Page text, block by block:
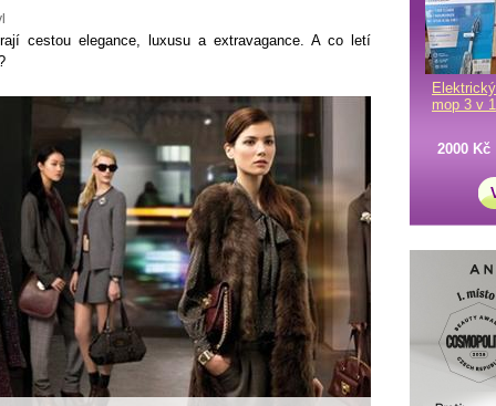
cestou elegance, luxusu a extravagance. A co letí
Elektrický
mop 3 v 1
2000 Kč